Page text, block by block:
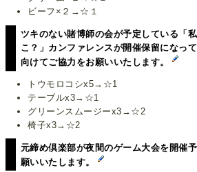
ビーフ×２→☆１
ツキのない賭博師の会が予定している「
こ？」カンファレンスが開催保留になっ
向けてご協力をお願いいたします。
トウモロコシx5→☆1
テーブルx3→☆1
グリーンスムージーx3→☆2
椅子x3→☆2
元締め倶楽部が夜間のゲーム大会を開催
願いいたします。